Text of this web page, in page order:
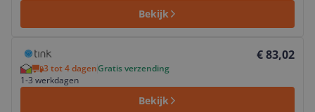
Bekijk
€ 83,02
3 tot 4 dagenGratis verzending
1-3 werkdagen
Bekijk